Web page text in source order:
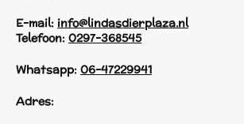
E-mail: info@lindasdierplaza.nl
Telefoon: 0297-368545
Whatsapp: 06-47229941
Adres: